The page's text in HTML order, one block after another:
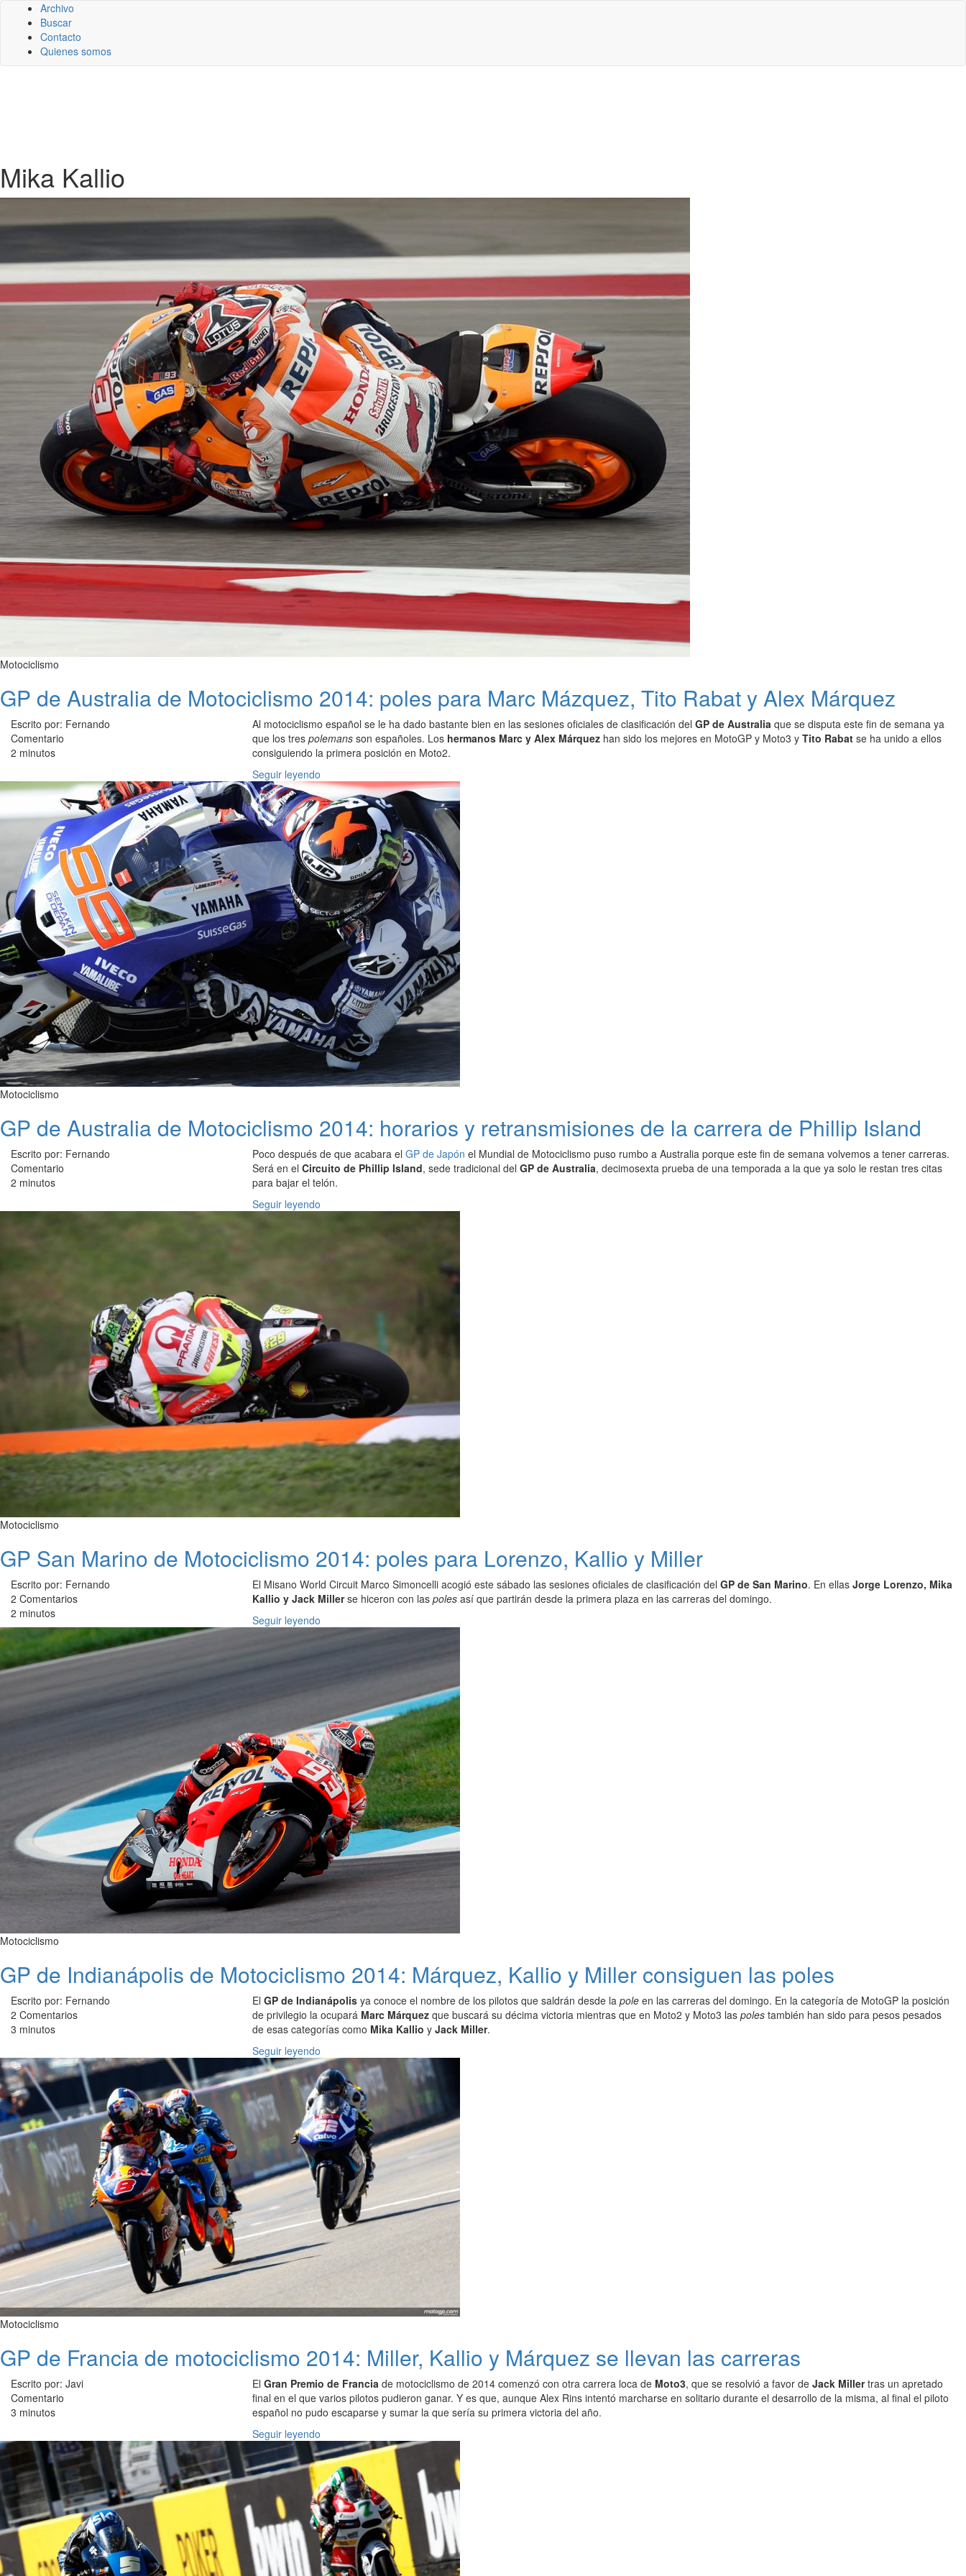
Archivo
Buscar
Contacto
Quienes somos
Mika Kallio
Motociclismo
GP de Australia de Motociclismo 2014: poles para Marc Mázquez, Tito Rabat y Alex Márquez
Escrito por: Fernando
Comentario
2 minutos
Al motociclismo español se le ha dado bastante bien en las sesiones oficiales de clasificación del GP de Australia que se disputa este fin de semana ya
que los tres polemans son españoles. Los hermanos Marc y Alex Márquez han sido los mejores en MotoGP y Moto3 y Tito Rabat se ha unido a ellos
consiguiendo la primera posición en Moto2.
Seguir leyendo
Motociclismo
GP de Australia de Motociclismo 2014: horarios y retransmisiones de la carrera de Phillip Island
Escrito por: Fernando
Comentario
2 minutos
Poco después de que acabara el GP de Japón el Mundial de Motociclismo puso rumbo a Australia porque este fin de semana volvemos a tener carreras.
Será en el Circuito de Phillip Island, sede tradicional del GP de Australia, decimosexta prueba de una temporada a la que ya solo le restan tres citas
para bajar el telón.
Seguir leyendo
Motociclismo
GP San Marino de Motociclismo 2014: poles para Lorenzo, Kallio y Miller
Escrito por: Fernando
2 Comentarios
2 minutos
El Misano World Circuit Marco Simoncelli acogió este sábado las sesiones oficiales de clasificación del GP de San Marino. En ellas Jorge Lorenzo, Mika
Kallio y Jack Millerse hiceron con las poles así que partirán desde la primera plaza en las carreras del domingo.
Seguir leyendo
Motociclismo
GP de Indianápolis de Motociclismo 2014: Márquez, Kallio y Miller consiguen las poles
Escrito por: Fernando
2 Comentarios
3 minutos
El GP de Indianápolis ya conoce el nombre de los pilotos que saldrán desde la pole en las carreras del domingo. En la categoría de MotoGP la posición
de privilegio la ocupará Marc Márquez que buscará su décima victoria mientras que en Moto2 y Moto3 las poles también han sido para pesos pesados
de esas categorías como Mika Kallio y Jack Miller.
Seguir leyendo
Motociclismo
GP de Francia de motociclismo 2014: Miller, Kallio y Márquez se llevan las carreras
Escrito por: Javi
Comentario
3 minutos
El Gran Premio de Francia de motociclismo de 2014 comenzó con otra carrera loca de Moto3, que se resolvió a favor de Jack Millertras un apretado
final en el que varios pilotos pudieron ganar. Y es que, aunque Alex Rins intentó marcharse en solitario durante el desarrollo de la misma, al final el piloto
español no pudo escaparse y sumar la que sería su primera victoria del año.
Seguir leyendo